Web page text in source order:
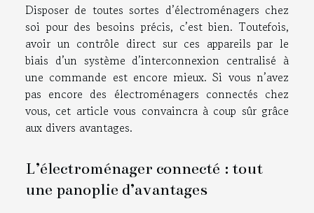
Disposer de toutes sortes d’électroménagers chez
soi pour des besoins précis, c’est bien. Toutefois,
avoir un contrôle direct sur ces appareils par le
biais d’un système d’interconnexion centralisé à
une commande est encore mieux. Si vous n’avez
pas encore des électroménagers connectés chez
vous, cet article vous convaincra à coup sûr grâce
aux divers avantages.
L’électroménager connecté : tout
une panoplie d’avantages